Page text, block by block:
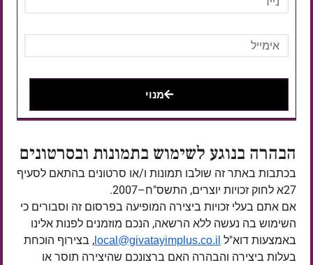
מנוי
הבהרה בנוגע לשימוש בתמונות ובסרטונים
בכתבות באתר זה שולבו תמונות ו/או סרטונים בהתאם לסעיף
27א לחוק זכויות יוצרים, התשס"ח–2007.
אם אתם בעלי זכויות ביצירה המופיעה בפרסום זה וסבורים כי
השימוש בה נעשה ללא הרשאה, הנכם מוזמנים לפנות אלינו
באמצעות דוא"ל local@givatayimplus.co.il , בצירוף הוכחת
בעלות ביצירה והבהרה האם ברצונכם שהיצירה תוסר או